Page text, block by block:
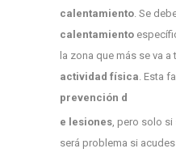
calentamiento. Se
calentamiento
la zona que más se va a
actividad física. Esta
prevención d
e lesiones, pero solo si
será problema si acudes